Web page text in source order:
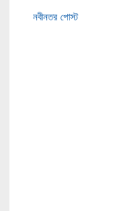
নবীনতর পোস্ট